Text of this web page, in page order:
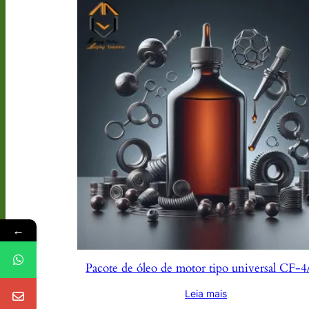
Pacote de óleo de motor tipo universal CF-
Leia mais
←